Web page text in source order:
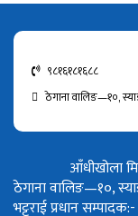
९८१६१८१६८८
ठेगाना वालिङ—१०,
आँधीखोला
ठेगाना वालिङ—१०,
भट्टराईप्रधान